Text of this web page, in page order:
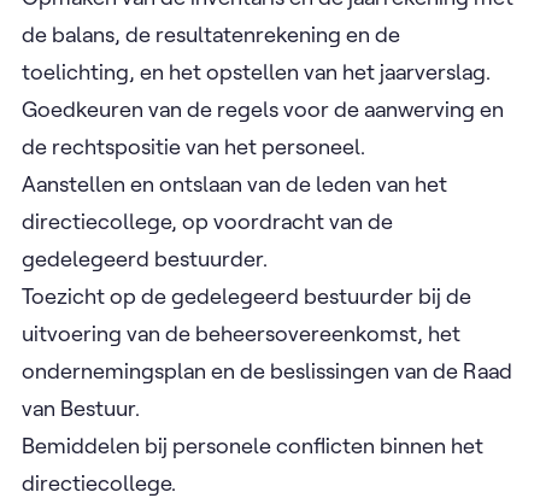
de balans, de resultatenrekening en de
toelichting, en het opstellen van het jaarverslag.
Goedkeuren van de regels voor de aanwerving en
de rechtspositie van het personeel.
Aanstellen en ontslaan van de leden van het
directiecollege, op voordracht van de
gedelegeerd bestuurder.
Toezicht op de gedelegeerd bestuurder bij de
uitvoering van de beheersovereenkomst, het
ondernemingsplan en de beslissingen van de Raad
van Bestuur.
Bemiddelen bij personele conflicten binnen het
directiecollege.